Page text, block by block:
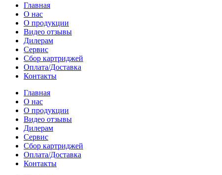
Главная
О нас
О продукции
Видео отзывы
Дилерам
Сервис
Сбор картриджей
Оплата/Доставка
Контакты
Главная
О нас
О продукции
Видео отзывы
Дилерам
Сервис
Сбор картриджей
Оплата/Доставка
Контакты